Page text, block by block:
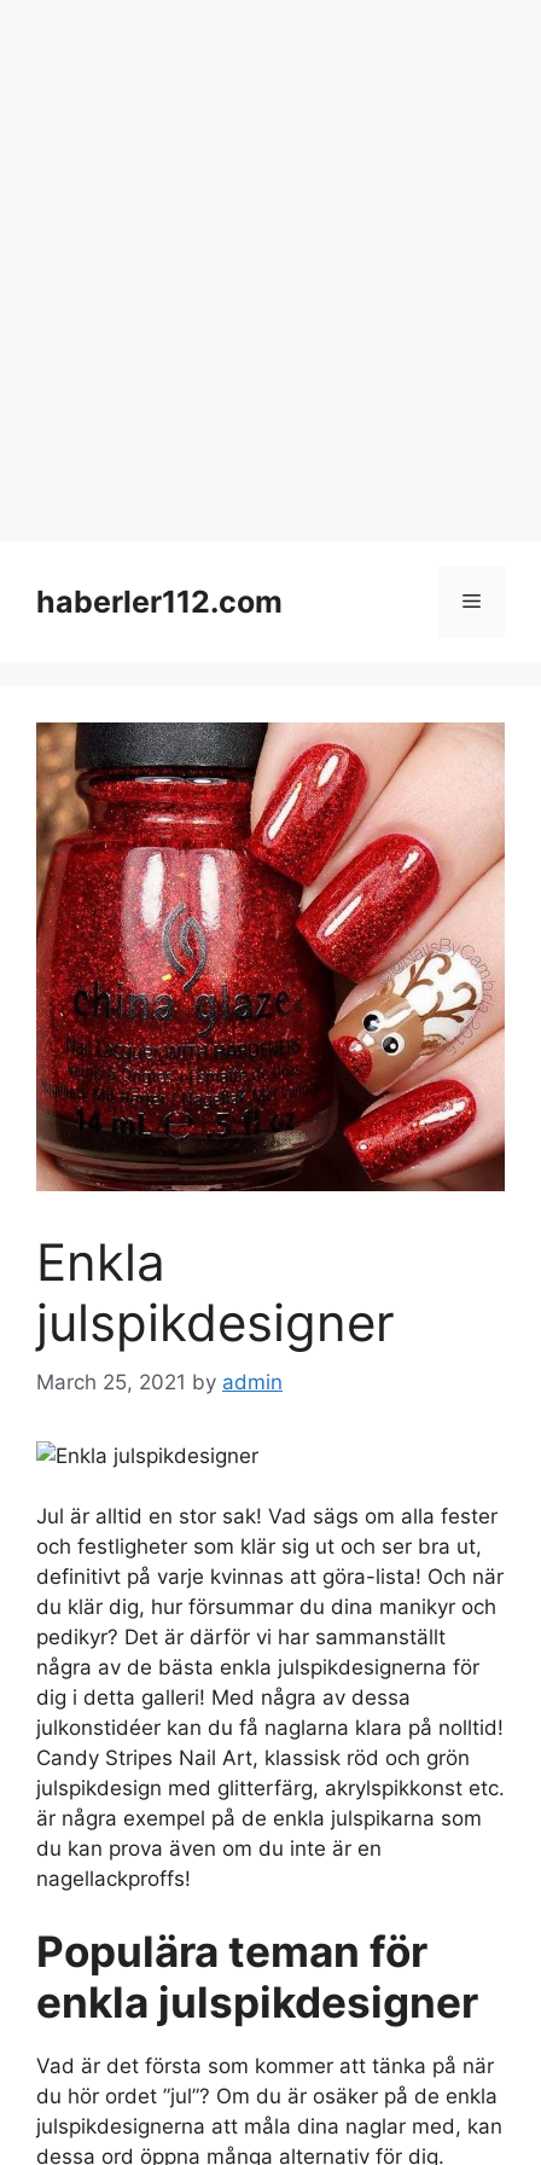
contenthaberler112.com Menu
Enkla
julspikdesigner
March 25, 2021 by admin
Jul är alltid en stor sak! Vad sägs om alla fester
och festligheter som klär sig ut och ser bra ut,
definitivt på varje kvinnas att göra-lista! Och när
du klär dig, hur försummar du dina manikyr och
pedikyr? Det är därför vi har sammanställt
några av de bästa enkla julspikdesignerna för
dig i detta galleri! Med några av dessa
julkonstidéer kan du få naglarna klara på nolltid!
Candy Stripes Nail Art, klassisk röd och grön
julspikdesign med glitterfärg, akrylspikkonst etc.
är några exempel på de enkla julspikarna som
du kan prova även om du inte är en
nagellackproffs!
Populära teman för
enkla julspikdesigner
Vad är det första som kommer att tänka på när
du hör ordet ”jul”? Om du är osäker på de enkla
julspikdesignerna att måla dina naglar med, kan
dessa ord öppna många alternativ för dig.